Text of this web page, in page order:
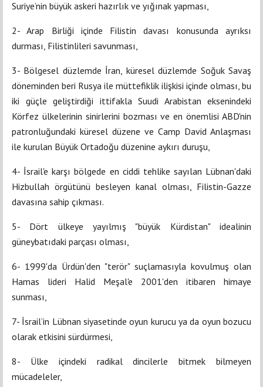
Suriye’nin büyük askeri hazırlık ve yığınak yapması,
2- Arap Birliği içinde Filistin davası konusunda ayrıksı
durması, Filistinlileri savunması,
3- Bölgesel düzlemde İran, küresel düzlemde Soğuk Savaş
döneminden beri Rusya ile müttefiklik ilişkisi içinde olması, bu
iki güçle geliştirdiği ittifakla Suudi Arabistan eksenindeki
Körfez ülkelerinin sinirlerini bozması ve en önemlisi ABD'nin
patronluğundaki küresel düzene ve Camp David Anlaşması
ile kurulan Büyük Ortadoğu düzenine aykırı duruşu,
4- İsrail'e karşı bölgede en ciddi tehlike sayılan Lübnan'daki
Hizbullah örgütünü besleyen kanal olması, Filistin-Gazze
davasına sahip çıkması.
5- Dört ülkeye yayılmış "büyük Kürdistan" idealinin
güneybatıdaki parçası olması,
6- 1999'da Ürdün'den "terör" suçlamasıyla kovulmuş olan
Hamas lideri Halid Meşal'e 2001'den itibaren himaye
sunması,
7- İsrail’in Lübnan siyasetinde oyun kurucu ya da oyun bozucu
olarak etkisini sürdürmesi,
8- Ülke içindeki radikal dincilerle bitmek bilmeyen
mücadeleler,